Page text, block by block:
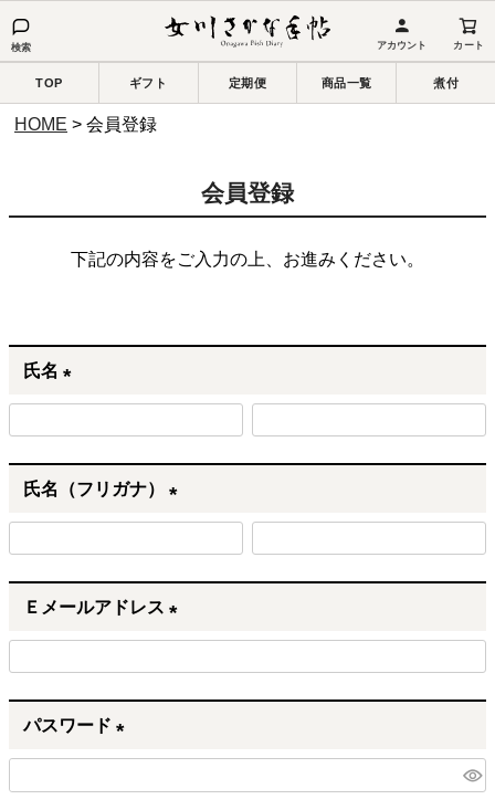
アカウント カート
検索
TOP ギフト 定期便 商品一覧 煮付
HOME 会員登録
会員登録
下記の内容をご入力の上、お進みください。
氏名
(
必
須
氏名（フリガナ）
(
必
須
)
Ｅメールアドレス
(
必
須
パスワード
(
必